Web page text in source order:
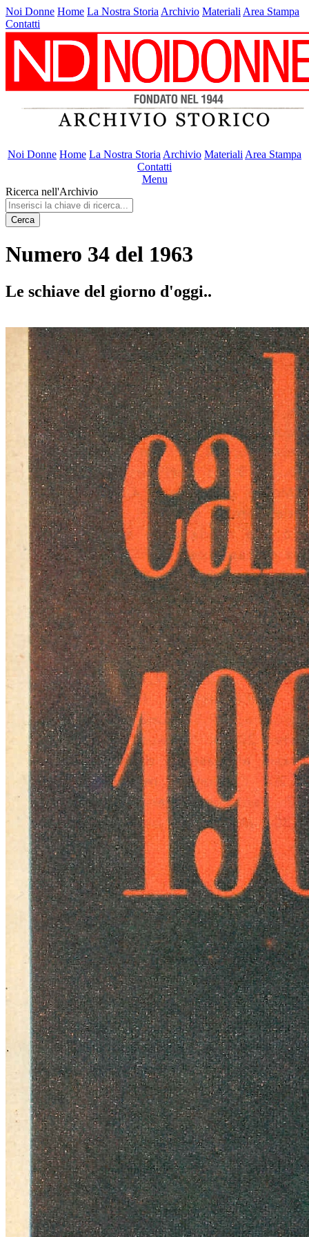
Noi Donne Home La Nostra Storia Archivio Materiali Area Stampa
Contatti
Noi Donne Home La Nostra Storia Archivio Materiali Area Stampa
Contatti
Menu
Ricerca nell'Archivio
Cerca
Numero 34 del 1963
Le schiave del giorno d'oggi..